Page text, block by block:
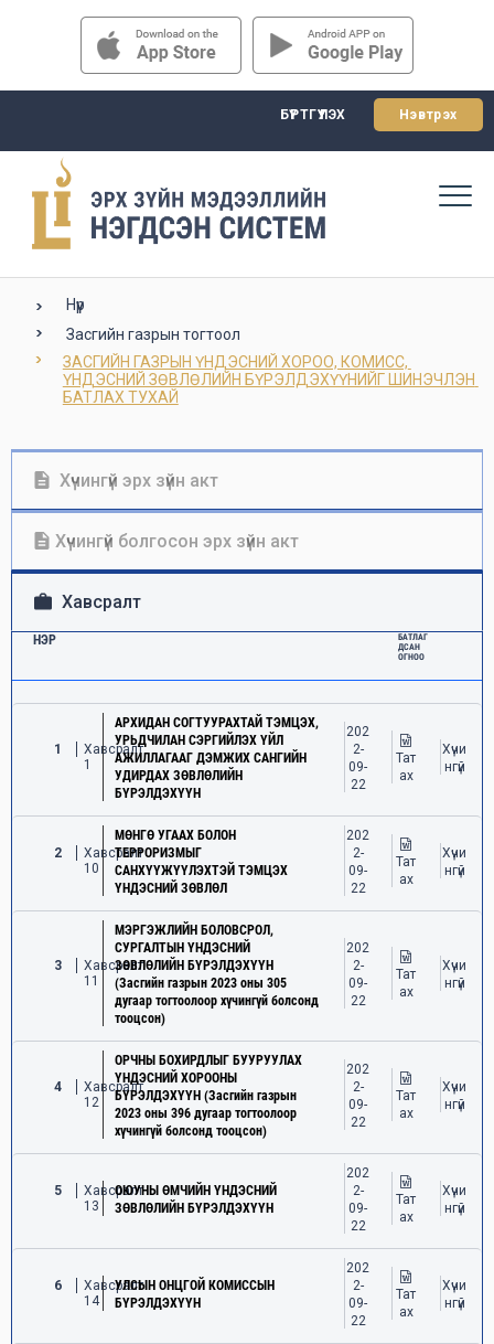
БҮРТГҮҮЛЭХ Нэвтрэх
Нүүр
Засгийн газрын тогтоол
ЗАСГИЙН ГАЗРЫН ҮНДЭСНИЙ ХОРОО, КОМИСС,
ҮНДЭСНИЙ ЗӨВЛӨЛИЙН БҮРЭЛДЭХҮҮНИЙГ ШИНЭЧЛЭН
БАТЛАХ ТУХАЙ
Хүчингүй эрх зүйн акт
Хүчингүй болгосон эрх зүйн акт
Хавсралт
НЭР
БАТЛАГ
ДСАН
ОГНОО
1
Хавсралт
1
АРХИДАН СОГТУУРАХТАЙ ТЭМЦЭХ,
УРЬДЧИЛАН СЭРГИЙЛЭХ ҮЙЛ
АЖИЛЛАГААГ ДЭМЖИХ САНГИЙН
УДИРДАХ ЗӨВЛӨЛИЙН
БҮРЭЛДЭХҮҮН
202
2-
09-
22
Тат
ах
Хүчи
нгүй
2
Хавсралт
10
МӨНГӨ УГААХ БОЛОН
ТЕРРОРИЗМЫГ
САНХҮҮЖҮҮЛЭХТЭЙ ТЭМЦЭХ
ҮНДЭСНИЙ ЗӨВЛӨЛ
202
2-
09-
22
Тат
ах
Хүчи
нгүй
3
Хавсралт
11
МЭРГЭЖЛИЙН БОЛОВСРОЛ,
СУРГАЛТЫН ҮНДЭСНИЙ
ЗӨВЛӨЛИЙН БҮРЭЛДЭХҮҮН
(Засгийн газрын 2023 оны 305
дугаар тогтоолоор хүчингүй болсонд
тооцсон)
202
2-
09-
22
Тат
ах
Хүчи
нгүй
4
Хавсралт
12
ОРЧНЫ БОХИРДЛЫГ БУУРУУЛАХ
ҮНДЭСНИЙ ХОРООНЫ
БҮРЭЛДЭХҮҮН (Засгийн газрын
2023 оны 396 дугаар тогтоолоор
хүчингүй болсонд тооцсон)
202
2-
09-
22
Тат
ах
Хүчи
нгүй
5
Хавсралт
13
ОЮУНЫ ӨМЧИЙН ҮНДЭСНИЙ
ЗӨВЛӨЛИЙН БҮРЭЛДЭХҮҮН
202
2-
09-
22
Тат
ах
Хүчи
нгүй
6
Хавсралт
14
УЛСЫН ОНЦГОЙ КОМИССЫН
БҮРЭЛДЭХҮҮН
202
2-
09-
22
Тат
ах
Хүчи
нгүй